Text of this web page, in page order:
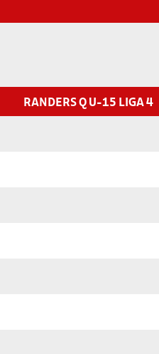
RANDERS Q U-15 LIGA 4